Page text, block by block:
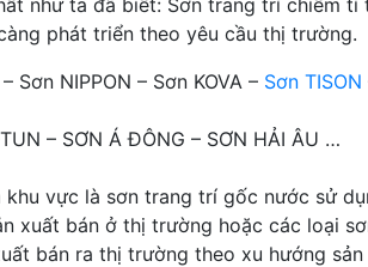
phát triển theo yêu cầu thị trường.
Sơn NIPPON – Sơn KOVA – Sơn TISON
– SƠN Á ĐÔNG – SƠN HẢI ÂU …
vực là sơn trang trí gốc nước sử
xuất bán ở thị trường hoặc các loại
bán ra thị trường theo xu hướng